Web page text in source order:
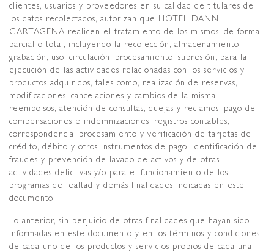
clientes, usuarios y proveedores en su calidad de titulares de
los datos recolectados, autorizan que HOTEL DANN
CARTAGENA realicen el tratamiento de los mismos, de forma
parcial o total, incluyendo la recolección, almacenamiento,
grabación, uso, circulación, procesamiento, supresión, para la
ejecución de las actividades relacionadas con los servicios y
productos adquiridos, tales como, realización de reservas,
modificaciones, cancelaciones y cambios de la misma,
reembolsos, atención de consultas, quejas y reclamos, pago de
compensaciones e indemnizaciones, registros contables,
correspondencia, procesamiento y verificación de tarjetas de
crédito, débito y otros instrumentos de pago, identificación de
fraudes y prevención de lavado de activos y de otras
actividades delictivas y/o para el funcionamiento de los
programas de lealtad y demás finalidades indicadas en este
documento.
Lo anterior, sin perjuicio de otras finalidades que hayan sido
informadas en este documento y en los términos y condiciones
de cada uno de los productos y servicios propios de cada una